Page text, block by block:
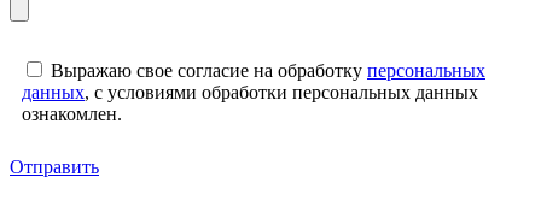
Выражаю свое согласие на обработку персональных
данных, с условиями обработки персональных данных
ознакомлен.
Отправить